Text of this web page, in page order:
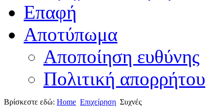
Eπαφή
Αποτύπωμα
Αποποίηση ευθύνης
Πολιτική απορρήτου
Βρίσκεστε εδώ: Home Επιχείρηση Συχνές